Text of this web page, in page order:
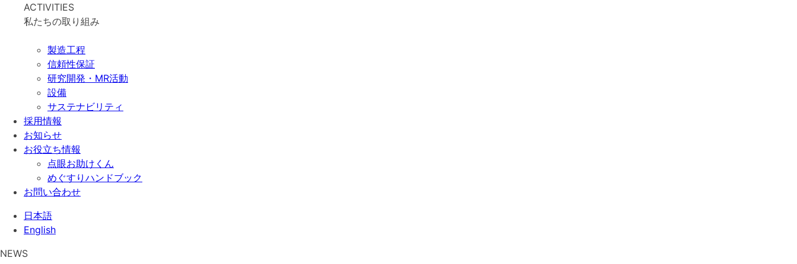
ACTIVITIES
私たちの取り組み
製造工程
信頼性保証
研究開発・MR活動
設備
サステナビリティ
採用情報
お知らせ
お役立ち情報
点眼お助けくん
めぐすりハンドブック
お問い合わせ
日本語
English
NEWS